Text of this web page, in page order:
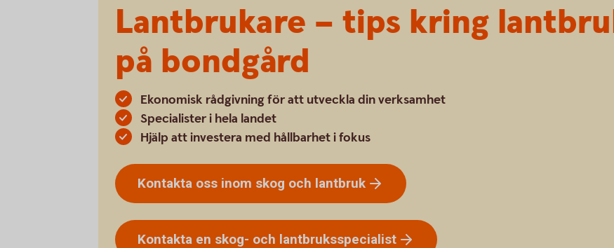
Lantbrukare – tips kring
på bondgård
Ekonomisk rådgivning för att utveckla din verksamhet
Specialister i hela landet
Hjälp att investera med hållbarhet i fokus
Kontakta oss inom skog och lantbruk
Kontakta en skog- och lantbruksspecialist